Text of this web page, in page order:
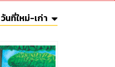
วันที่ใหม่-เก่า